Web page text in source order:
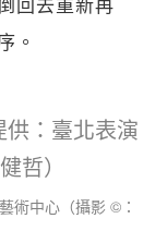
。
術中心（攝影 ©：